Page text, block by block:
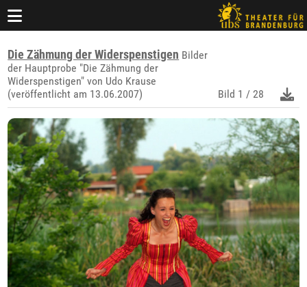
Die Zähmung der Widerspenstigen Bilder
der Hauptprobe "Die Zähmung der
Widerspenstigen" von Udo Krause
(veröffentlicht am 13.06.2007)
Bild 1 / 28